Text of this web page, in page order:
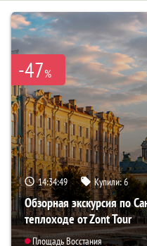
-47%
14:34:48 Купили:6
Обзорная экскурсия по
теплоходе от Zont Tour
Площадь Восстания